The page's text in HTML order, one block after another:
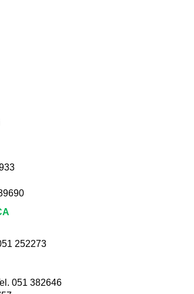
252273
051 382646